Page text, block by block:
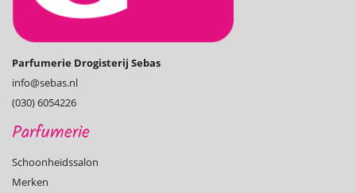
Parfumerie Drogisterij Sebas
info@­sebas.nl
(030) 6054226
Parfumerie
Schoonheidssalon
Merken